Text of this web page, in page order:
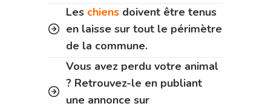
Les chiens doivent être tenus
en laisse sur tout le périmètre
de la commune.
Vous avez perdu votre animal
? Retrouvez-le en publiant
une annonce sur